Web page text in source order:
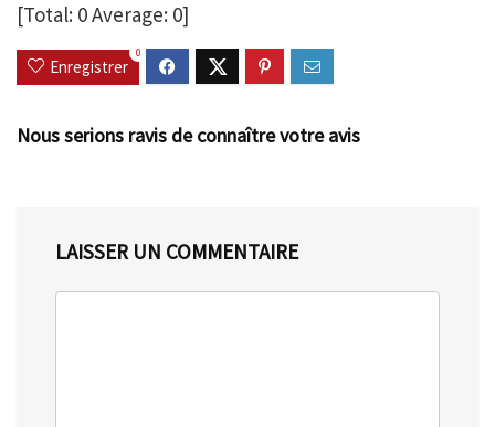
[Total: 0Average: 0]
Enregistrer
0
Nous serions ravis de connaître votre avis
LAISSER UN COMMENTAIRE